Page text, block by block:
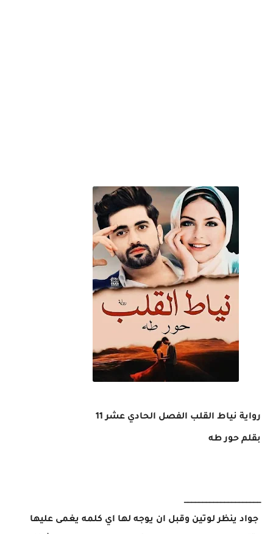
رواية نياط القلب الفصل الحادي عشر 11
بقلم حور طه
_____________________
جواد ينظر لوتين وقبل ان يوجه لها اي كلمه يغمى عليها